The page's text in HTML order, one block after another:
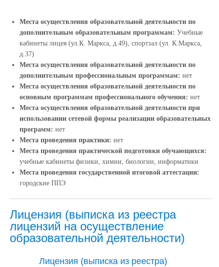
Места осуществления образовательной деятельности по
дополнительным образовательным программам: Учебные
кабинеты лицея (ул.К. Маркса, д.49), спортзал (ул. К.Маркса,
д.37)
Места осуществления образовательной деятельности по
дополнительным профессиональным программам: нет
Места осуществления образовательной деятельности по
основным программам профессионального обучения: нет
Места осуществления образовательной деятельности при
использовании сетевой формы реализации образовательных
программ: нет
Места проведения практики: нет
Места проведения практической подготовки обучающихся:
учебные кабинеты физики, химии, биологии, информатики
Места проведения государственной итоговой аттестации:
городские ППЭ
Лицензия (выписка из реестра
лицензий на осуществление
образовательной деятельности)
Лицензия (выписка из реестра)